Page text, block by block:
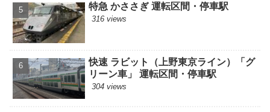
特急 かささぎ 運転区間・停車駅
316 views
快速 ラビット（上野東京ライン）「グ
リーン車」 運転区間・停車駅
304 views